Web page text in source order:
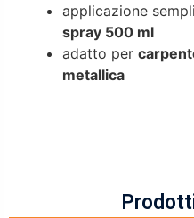
applicazione
spray 500 ml
adatto per
metallica